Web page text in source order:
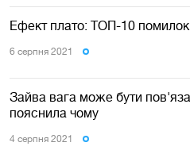
Ефект плато: ТОП-10
6 серпня 2021
Зайва вага може бути
пояснила чому
4 серпня 2021